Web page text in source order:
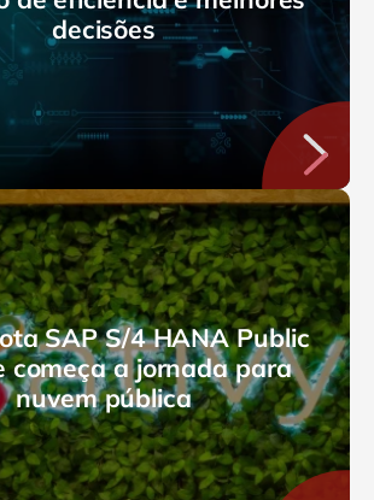
decisões
SAP S/4 HANA Public
começa a jornada para
nuvem pública